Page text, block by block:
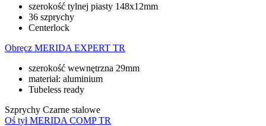
szerokość tylnej piasty 148x12mm
36 szprychy
Centerlock
Obręcz MERIDA EXPERT TR
szerokość wewnętrzna 29mm
materiał: aluminium
Tubeless ready
Szprychy Czarne stalowe
Oś tył MERIDA COMP TR